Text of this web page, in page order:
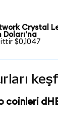
Crystal
Doları'na
$0,1047
coinleri